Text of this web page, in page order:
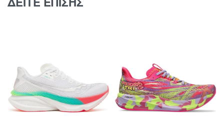
και ανθεκτικότητα, ακόμα και σε απαιτητικές
Βάρος: 225gr.